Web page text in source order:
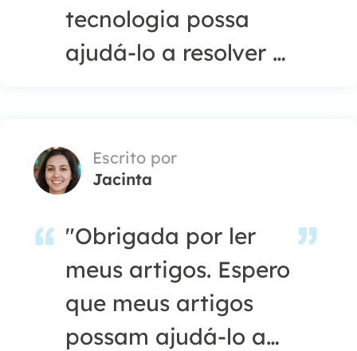
tecnologia possa
ajudá-lo a resolver a
Windows, Mac e
smartphone."…
Escrito por
Jacinta
"Obrigada por ler
meus artigos. Espero
que meus artigos
possam ajudá-lo a